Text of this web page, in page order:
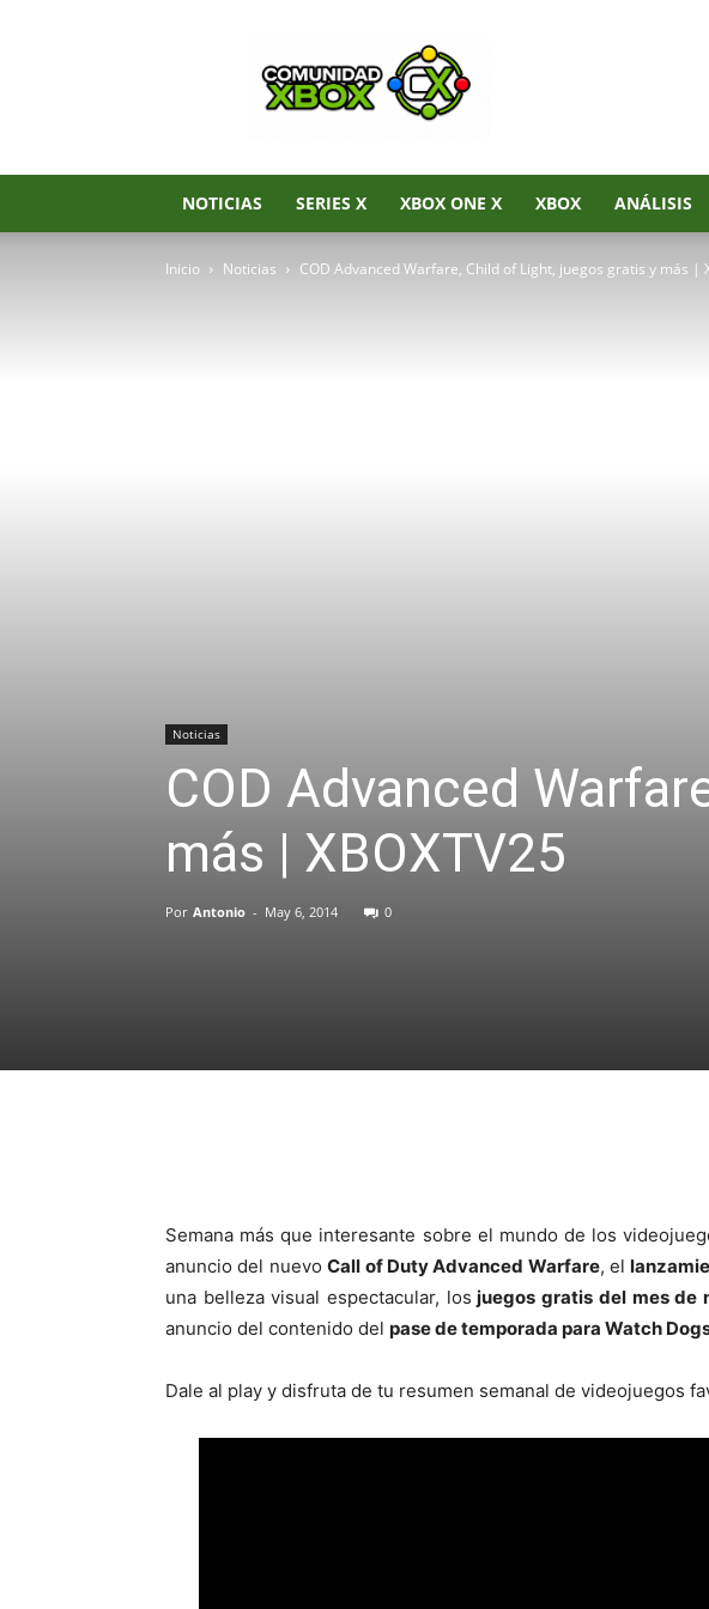
Noticias
de
Xbox
Series
Xbox
One
360
NOTICIAS SERIES X XBOX ONE X XBOX ANÁLISIS
Inicio Noticias COD Advanced Warfare, Child of Light, juegos gratis y más |
Noticias
COD Advanced
más | XBOXTV25
Por Antonio - May 6, 2014 0
Semana más que interesante sobre el mundo de los
anuncio del nuevoCall of Duty Advanced Warfare, el
una belleza visual espectacular, los juegos gratis del mes de
anuncio del contenido del pase de temporada para Watch
Dale al play y disfruta de tu resumen semanal de videojuegos